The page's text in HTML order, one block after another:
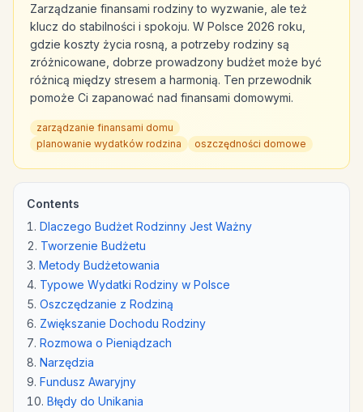
Zarządzanie finansami rodziny to wyzwanie, ale też
klucz do stabilności i spokoju. W Polsce 2026 roku,
gdzie koszty życia rosną, a potrzeby rodziny są
zróżnicowane, dobrze prowadzony budżet może być
różnicą między stresem a harmonią. Ten przewodnik
pomoże Ci zapanować nad finansami domowymi.
zarządzanie finansami domu
planowanie wydatków rodzina
oszczędności domowe
Contents
Dlaczego Budżet Rodzinny Jest Ważny
Tworzenie Budżetu
Metody Budżetowania
Typowe Wydatki Rodziny w Polsce
Oszczędzanie z Rodziną
Zwiększanie Dochodu Rodziny
Rozmowa o Pieniądzach
Narzędzia
Fundusz Awaryjny
Błędy do Unikania